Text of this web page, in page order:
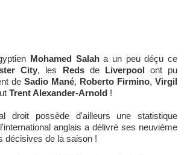
Mohamed Salaha un peu déçu ce
City, les Redsde Liverpool ont pu
de Sadio Mané, Roberto Firmino, Virgil
Trent Alexander-Arnold !
droit possède d'ailleurs une statistique
anglais a délivré ses neuvième
décisives de la saison !